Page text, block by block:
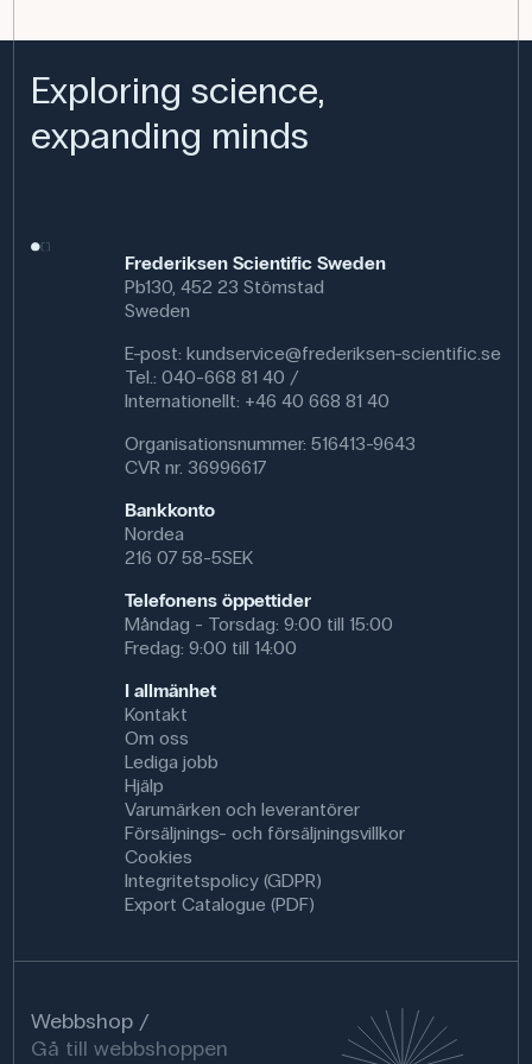
Exploring science,
expanding minds
Frederiksen Scientific Sweden
Pb130, 452 23 Stömstad
Sweden
E-post: kundservice@frederiksen-scientific.se
Tel.: 040-668 81 40 /
Internationellt: +46 40 668 81 40
Organisationsnummer: 516413-9643
CVR nr. 36996617
Bankkonto
Nordea
216 07 58-5SEK
Telefonens öppettider
Måndag - Torsdag: 9:00 till 15:00
Fredag: 9:00 till 14:00
I allmänhet
Kontakt
Om oss
Lediga jobb
Hjälp
Varumärken och leverantörer
Försäljnings- och försäljningsvillkor
Cookies
Integritetspolicy (GDPR)
Export Catalogue (PDF)
Webbshop
Gå till webbshoppen